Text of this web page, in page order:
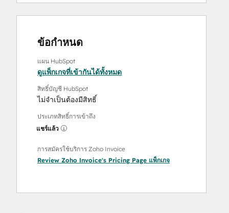
ข้อกำหนด
แผน HubSpot
ดูแพ็กเกจที่เข้ากันได้ทั้งหมด
สิทธิ์บัญชี HubSpot
ไม่จำเป็นต้องมีสิทธิ์
ประเภทสิทธิ์การเข้าถึง
แชร์แล้ว
การสมัครใช้บริการ Zoho Invoice
Review Zoho Invoice's Pricing Page แพ็กเกจ